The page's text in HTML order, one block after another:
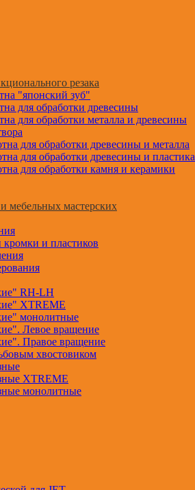
резака
"японский зуб"
для обработки древесины
для обработки металла и древесины
для обработки древесины и металла
для обработки древесины и пластика
для обработки камня и керамики
мебельных мастерских
кромки и пластиков
RH-LH
XTREME
монолитные
Левое вращение
Правое вращение
хвостовиком
XTREME
монолитные